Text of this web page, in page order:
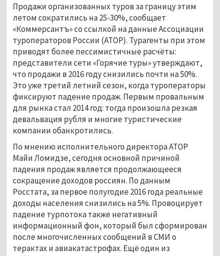
Продажи организованных туров за границу этим
летом сократились на 25-30%, сообщает
«Коммерсантъ» со ссылкой на данные Ассоциации
туроператоров России (АТОР). Турагенты при этом
приводят более пессимистичные расчёты:
представители сети «Горячие туры» утверждают,
что продажи в 2016 году снизились почти на 50%.
Это уже третий летний сезон, когда туроператоры
фиксируют падение продаж. Первым провальным
для рынка стал 2014 год: тогда произошла резкая
девальвация рубля и многие туристические
компании обанкротились.
По мнению исполнительного директора АТОР
Майи Ломидзе, сегодня основной причиной
падения продаж является продолжающееся
сокращение доходов россиян. По данным
Росстата, за первое полугодие 2016 года реальные
доходы населения снизились на 5%. Провоцирует
падение турпотока также негативный
информационный фон, который был сформирован
после многочисленных сообщений в СМИ о
терактах и авиакатастрофах. Ещё один из